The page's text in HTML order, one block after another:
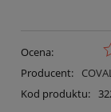
Ocena:
Producent:
Kod produktu: